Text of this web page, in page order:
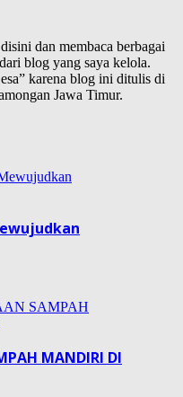
dan membaca berbagai
blog yang saya kelola.
karena blog ini ditulis di
Jawa Timur.
MANDIRI DI